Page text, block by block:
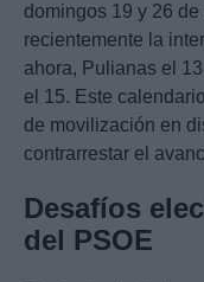
domingos 19 y 26
recientemente la
ahora, Pulianas el
el 15. Este
de movilización en
contrarrestar el
Desafíos
del PSOE